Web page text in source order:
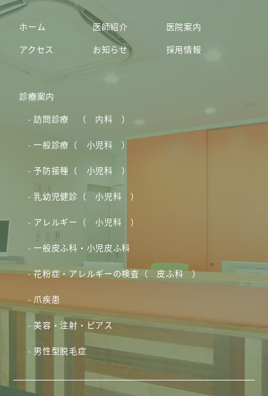
ホーム 医師紹介
医院案内
アクセス
お知らせ 採用情報
診療案内
訪問診療 （ 内科 ）
一般診療（ 小児科 ）
予防接種（ 小児科 ）
乳幼児健診（ 小児科 ）
アレルギー（ 小児科 ）
一般皮ふ科・小児皮ふ科
花粉症・アレルギーの検査（ 皮ふ科 ）
爪疾患
美容・注射・ピアス
男性型脱毛症